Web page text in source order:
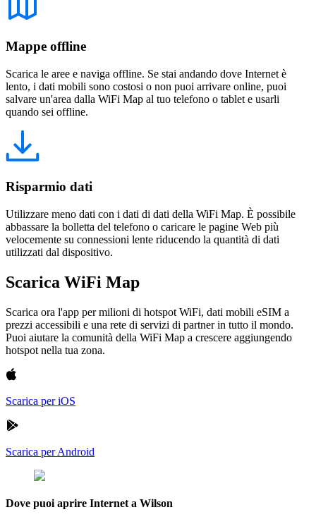
Mappe offline
Scarica le aree e naviga offline. Se stai andando dove Internet è
lento, i dati mobili sono costosi o non puoi arrivare online, puoi
salvare un'area dalla WiFi Map al tuo telefono o tablet e usarli
quando sei offline.
Risparmio dati
Utilizzare meno dati con i dati di dati della WiFi Map. È possibile
abbassare la bolletta del telefono o caricare le pagine Web più
velocemente su connessioni lente riducendo la quantità di dati
utilizzati dal dispositivo.
Scarica WiFi Map
Scarica ora l'app per milioni di hotspot WiFi, dati mobili eSIM a
prezzi accessibili e una rete di servizi di partner in tutto il mondo.
Puoi aiutare la comunità della WiFi Map a crescere aggiungendo
hotspot nella tua zona.
Scarica per iOS
Scarica per Android
Dove puoi aprire Internet a Wilson